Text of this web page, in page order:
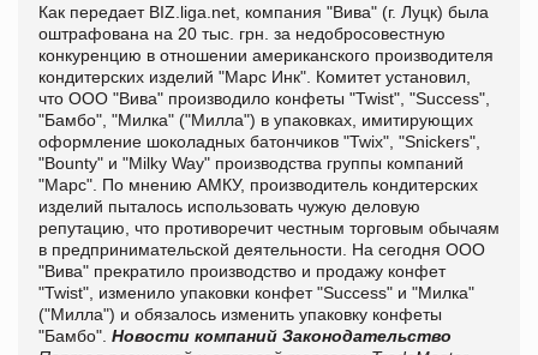
Как передает BIZ.liga.net, компания "Вива" (г. Луцк) была
оштрафована на 20 тыс. грн. за недобросовестную
конкуренцию в отношении американского производителя
кондитерских изделий "Марс Инк". Комитет установил,
что ООО "Вива" производило конфеты "Twist", "Success",
"Бамбо", "Милка" ("Милла") в упаковках, имитирующих
оформление шоколадных батончиков "Twix", "Snickers",
"Bounty" и "Milky Way" производства группы компаний
"Марс". По мнению АМКУ, производитель кондитерских
изделий пыталось использовать чужую деловую
репутацию, что противоречит честным торговым обычаям
в предпринимательской деятельности. На сегодня ООО
"Вива" прекратило производство и продажу конфет
"Twist", изменило упаковки конфет "Success" и "Милка"
("Милла") и обязалось изменить упаковку конфеты
"Бамбо". Новости компаний Законодательство